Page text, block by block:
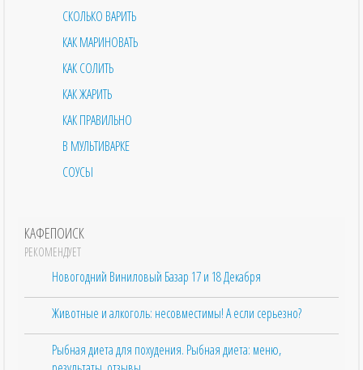
СКОЛЬКО ВАРИТЬ
КАК МАРИНОВАТЬ
КАК СОЛИТЬ
КАК ЖАРИТЬ
КАК ПРАВИЛЬНО
В МУЛЬТИВАРКЕ
СОУСЫ
КАФЕПОИСК
РЕКОМЕНДУЕТ
Новогодний Виниловый Базар 17 и 18 Декабря
Животные и алкоголь: несовместимы! А если серьезно?
Рыбная диета для похудения. Рыбная диета: меню,